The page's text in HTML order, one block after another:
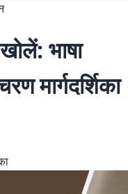
भाषा
मार्गदर्शिका